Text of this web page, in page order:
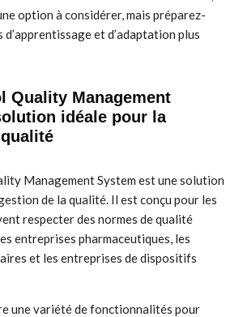
option à considérer, mais préparez-
d’apprentissage et d’adaptation plus
Quality Management
idéale pour la
Management System est une solution
de la qualité. Il est conçu pour les
respecter des normes de qualité
entreprises pharmaceutiques, les
et les entreprises de dispositifs
une variété de fonctionnalités pour